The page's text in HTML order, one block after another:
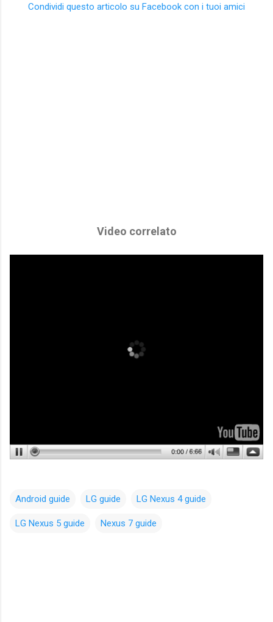
Condividi questo articolo su Facebook con i tuoi amici
Video correlato
Android guide LG guide LG Nexus 4 guide
LG Nexus 5 guide Nexus 7 guide